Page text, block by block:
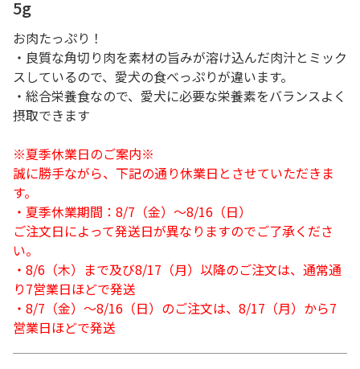
5g
お肉たっぷり！
・良質な角切り肉を素材の旨みが溶け込んだ肉汁とミック
スしているので、愛犬の食べっぷりが違います。
・総合栄養食なので、愛犬に必要な栄養素をバランスよく
摂取できます
※夏季休業日のご案内※
誠に勝手ながら、下記の通り休業日とさせていただきま
す。
・夏季休業期間：8/7（金）～8/16（日）
ご注文日によって発送日が異なりますのでご了承くださ
い。
・8/6（木）まで及び8/17（月）以降のご注文は、通常通
り7営業日ほどで発送
・8/7（金）～8/16（日）のご注文は、8/17（月）から7
営業日ほどで発送